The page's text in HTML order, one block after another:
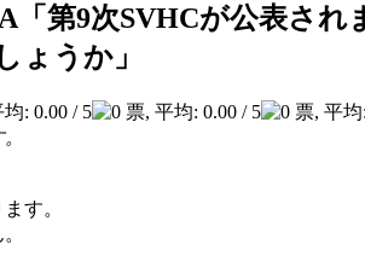
「第9次SVHCが公表さ
ょうか」
す。